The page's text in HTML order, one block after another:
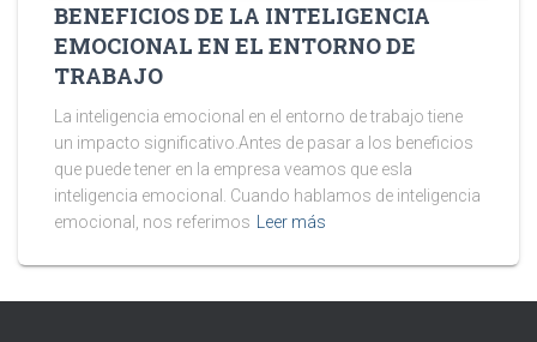
BENEFICIOS DE LA INTELIGENCIA
EMOCIONAL EN EL ENTORNO DE
TRABAJO
La inteligencia emocional en el entorno de trabajo tiene
un impacto significativo.Antes de pasar a los beneficios
que puede tener en la empresa veamos que esla
inteligencia emocional. Cuando hablamos de inteligencia
emocional, nos referimos
Leer más